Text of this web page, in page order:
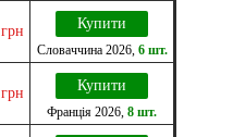
грн Купити
Словаччина2026, 6 шт.
грн Купити
Франція 2026 8 шт.